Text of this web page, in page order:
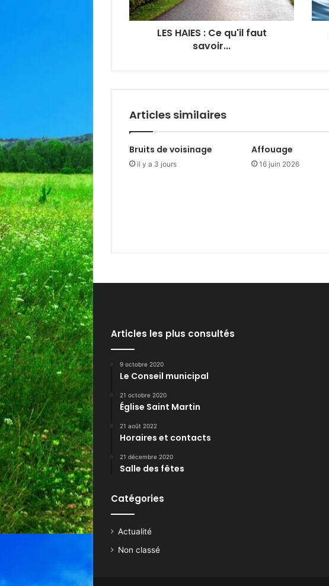
LES HAIES : Ce qu'il faut
savoir...
Articles similaires
Bruits de voisinage
il y a 3 jours
Affouage
16 juin 2026
Articles les plus consultés
9 octobre 2020
Le Conseil municipal
21 octobre 2020
Église Saint Martin
21 août 2022
Horaires et contacts
21 décembre 2020
Salle des fêtes
Catégories
Actualité
Non classé